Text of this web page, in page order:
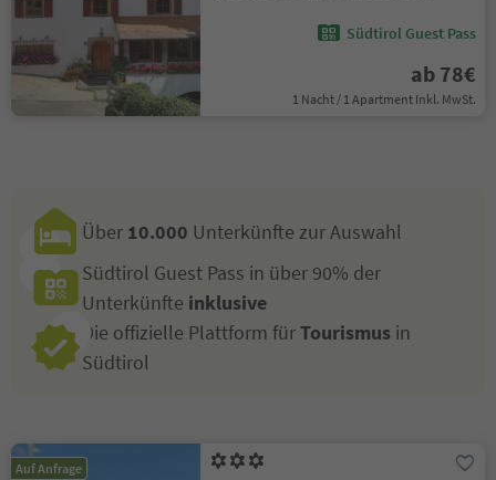
Südtirol Guest Pass
ab 78€
1 Nacht / 1 Apartment Inkl. MwSt.
Über 10.000 Unterkünfte zur Auswahl
Südtirol Guest Pass in über 90% der
Unterkünfte inklusive
Die offizielle Plattform fürTourismus in
Südtirol
Auf Anfrage